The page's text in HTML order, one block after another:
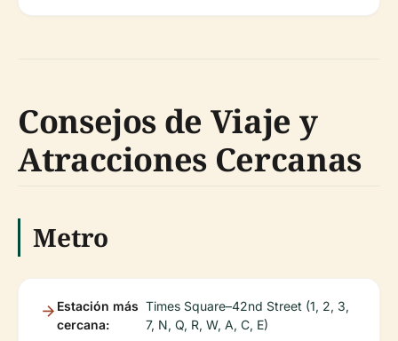
Consejos de Viaje y
Atracciones Cercanas
Metro
Estación más
cercana:
Times Square–42nd Street (1, 2, 3,
7, N, Q, R, W, A, C, E)